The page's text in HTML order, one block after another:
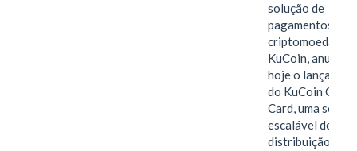
solução de
pagamentos em
criptomoedas da
KuCoin,
hoje o
do KuCoin Gift
Card, uma
escalável de
distribuição de…